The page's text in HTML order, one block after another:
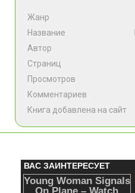
Жанр
Название
Автор
Страниц
Просмотров
Комментариев
Книга добавлена на сайт